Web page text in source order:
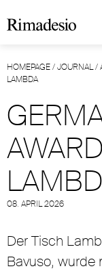
HOMEPAGE/JOURNAL/
LAMBDA
08. APRIL 2026
Der Tisch
Bavuso, wurde